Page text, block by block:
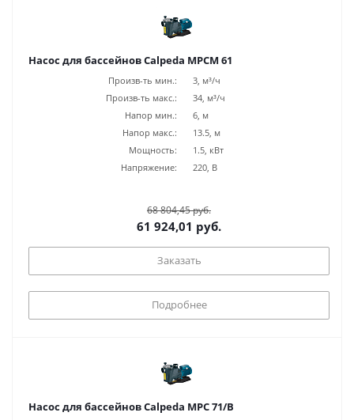
Насос для бассейнов Calpeda MPCM 61
Произв-ть мин.:
3, м³/ч
Произв-ть макс.:
34, м³/ч
Напор мин.:
6, м
Напор макс.:
13.5, м
Мощность:
1.5, кВт
Напряжение:
220, В
68 804,45 руб.
61 924,01 руб.
Заказать
Подробнее
Насос для бассейнов Calpeda MPC 71/B